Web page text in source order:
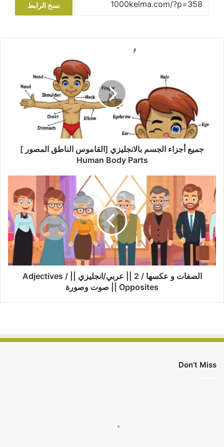
نسخ الرابط
جميع أجزاء الجسم بالانجليزي [القاموس الناطق المصور ]
Human Body Parts
الصفات و عكسها / 2 || عربي/انجليزي || Adjectives /
Opposites || صوت وصورة
Don’t Miss